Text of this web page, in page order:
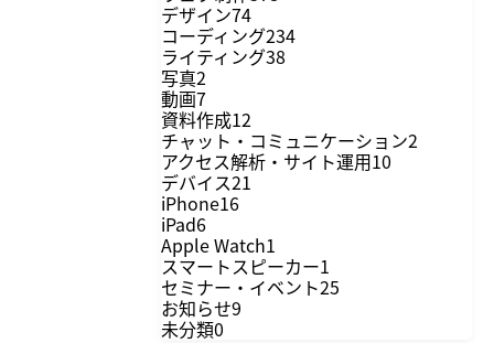
デザイン74
コーディング234
ライティング38
写真2
動画7
資料作成12
チャット・コミュニケーション2
アクセス解析・サイト運用10
デバイス21
iPhone16
iPad6
Apple Watch1
スマートスピーカー1
セミナー・イベント25
お知らせ9
未分類0